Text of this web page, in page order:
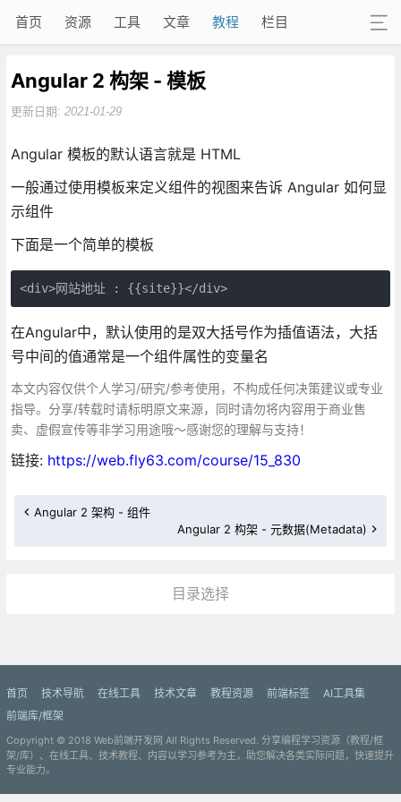
首页 资源 工具 文章 教程 栏目
Angular 2 构架 - 模板
更新日期: 2021-01-29
Angular 模板的默认语言就是 HTML
一般通过使用模板来定义组件的视图来告诉 Angular 如何显
示组件
下面是一个简单的模板
<div>网站地址 : {{site}}</div>
在Angular中，默认使用的是双大括号作为插值语法，大括
号中间的值通常是一个组件属性的变量名
本文内容仅供个人学习/研究/参考使用，不构成任何决策建议或专业
指导。分享/转载时请标明原文来源，同时请勿将内容用于商业售
卖、虚假宣传等非学习用途哦～感谢您的理解与支持！
链接: https://web.fly63.com/course/15_830
Angular 2 架构 - 组件
Angular 2 构架 - 元数据(Metadata)
目录选择
首页 技术导航 在线工具 技术文章 教程资源 前端标签
AI工具集
前端库/框架